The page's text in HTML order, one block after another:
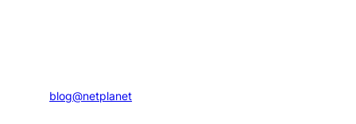
blog@netplanet